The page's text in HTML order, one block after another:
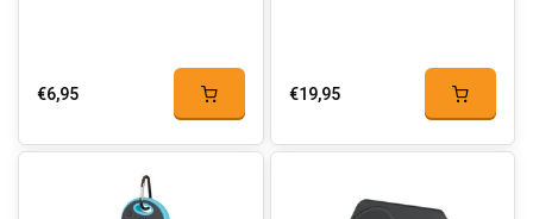
€6,95 €19,95